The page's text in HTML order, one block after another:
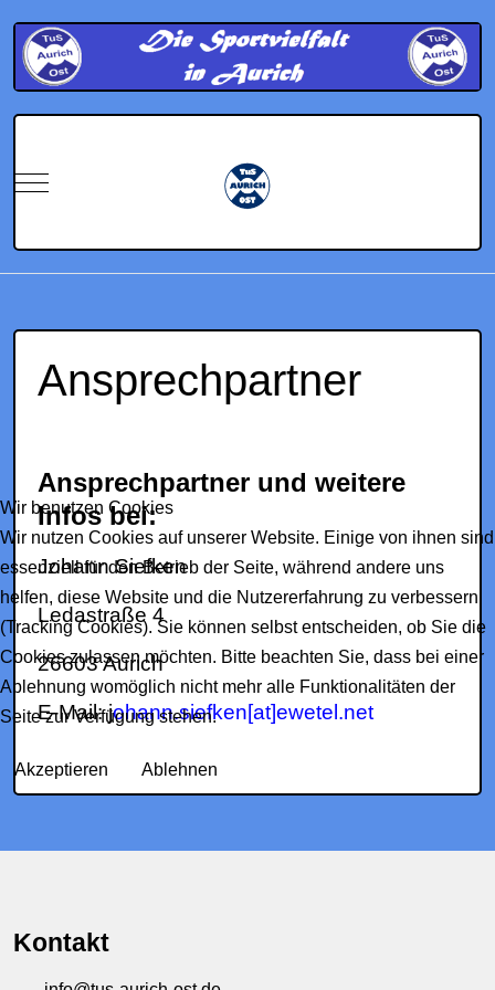
Mobile Menu Toggle
Ansprechpartner
Ansprechpartner und weitere
Infos bei:
Johann Siefken
Ledastraße 4
26603 Aurich
E-Mail: johann.siefken[at]ewetel.net
Kontakt
Wir benutzen Cookies
Wir nutzen Cookies auf unserer Website. Einige von ihnen sind
essenziell für den Betrieb der Seite, während andere uns
helfen, diese Website und die Nutzererfahrung zu verbessern
(Tracking Cookies). Sie können selbst entscheiden, ob Sie die
Cookies zulassen möchten. Bitte beachten Sie, dass bei einer
Ablehnung womöglich nicht mehr alle Funktionalitäten der
Seite zur Verfügung stehen.
Akzeptieren Ablehnen